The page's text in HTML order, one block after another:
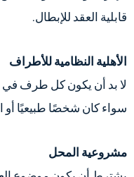
قابلية العقد للإبطال.
الأهلية النظامية للأطراف
لا بد أن يكون كل طرف في
سواء كان شخصًا طبيعيًا أو
مشروعية المحل